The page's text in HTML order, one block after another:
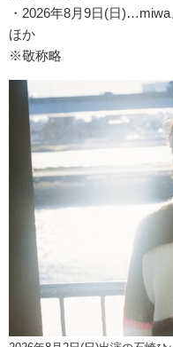
・2026年8月9日(日
ほか
※敬称略